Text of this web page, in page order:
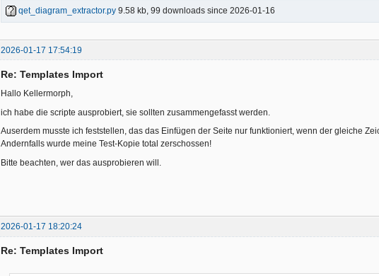
qet_diagram_extractor.py 9.58 kb, 99 downloads since 2026-01-16
2026-01-17 17:54:19
Re: Templates Import
Hallo Kellermorph,
ich habe die scripte ausprobiert, sie sollten zusammengefasst werden.
Auserdem musste ich feststellen, das das Einfügen der Seite nur funktioniert, wenn der gleiche
Andernfalls wurde meine Test-Kopie total zerschossen!
Bitte beachten, wer das ausprobieren will.
2026-01-17 18:20:24
Re: Templates Import